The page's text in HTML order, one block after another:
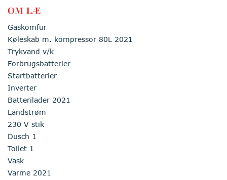
OM LÆ
Gaskomfur
Køleskab m. kompressor 80L 2021
Trykvand v/k
Forbrugsbatterier
Startbatterier
Inverter
Batterilader 2021
Landstrøm
230 V stik
Dusch 1
Toilet 1
Vask
Varme 2021